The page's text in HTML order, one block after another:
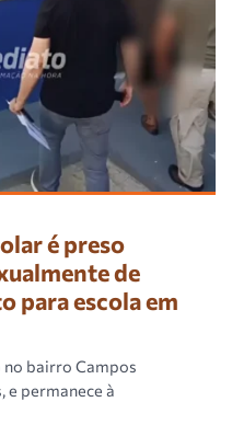
é preso
de
para escola em
bairro Campos
e permanece à